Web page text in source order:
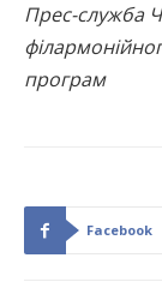
Прес-служба
програм
Facebook